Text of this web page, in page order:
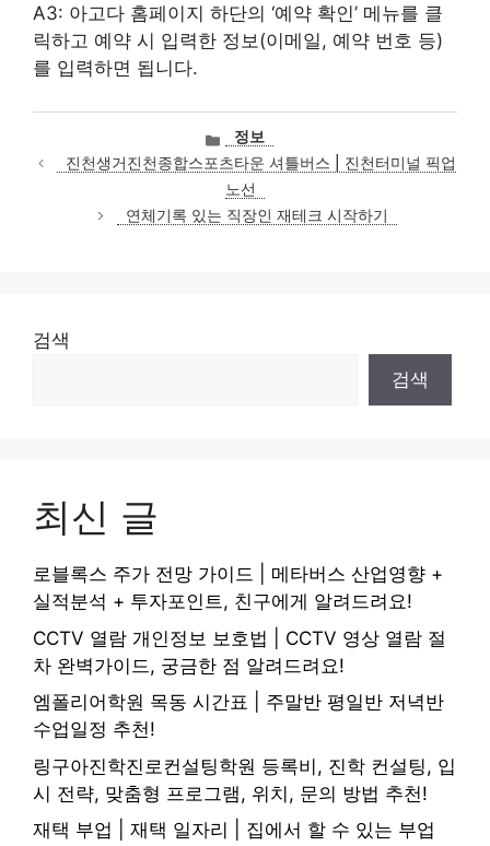
A3: 아고다 홈페이지 하단의 ‘예약 확인’ 메뉴를 클
릭하고 예약 시 입력한 정보(이메일, 예약 번호 등)
를 입력하면 됩니다.
카
테
고
리
정보
진천생거진천종합스포츠타운 셔틀버스 | 진천터미널 픽업
노선
연체기록 있는 직장인 재테크 시작하기
검색
검색
최신 글
로블록스 주가 전망 가이드 | 메타버스 산업영향 +
실적분석 + 투자포인트, 친구에게 알려드려요!
CCTV 열람 개인정보 보호법 | CCTV 영상 열람 절
차 완벽가이드, 궁금한 점 알려드려요!
엠폴리어학원 목동 시간표 | 주말반 평일반 저녁반
수업일정 추천!
링구아진학진로컨설팅학원 등록비, 진학 컨설팅, 입
시 전략, 맞춤형 프로그램, 위치, 문의 방법 추천!
재택 부업 | 재택 일자리 | 집에서 할 수 있는 부업